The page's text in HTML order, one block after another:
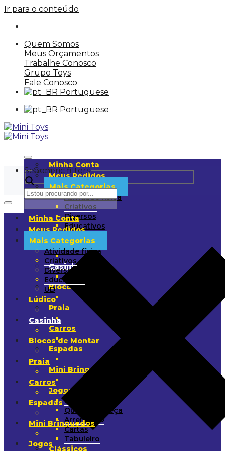
Ir para o conteúdo
Quem Somos
Meus Orçamentos
Trabalhe Conosco
Grupo Toys
Fale Conosco
Portuguese
Portuguese
Minha Conta
Meus Pedidos
Mais Categorias
Atividade física
Criativos
Diversos
Educativos
Lúdico
Casinha
Blocos de Montar
Praia
Carros
Espadas
Mini Brinquedos
Jogos
Raciocínio
Quebra-Cabeça
Arremesso
Cartas
Tabuleiro
Clássicos
Search
Generic filters
Minha Conta
Meus Pedidos
Mais Categorias
Atividade física
Criativos
Diversos
Educativos
UD
Lúdico
Casinha
Blocos de Montar
Praia
Carros
Espadas
Mini Brinquedos
Jogos